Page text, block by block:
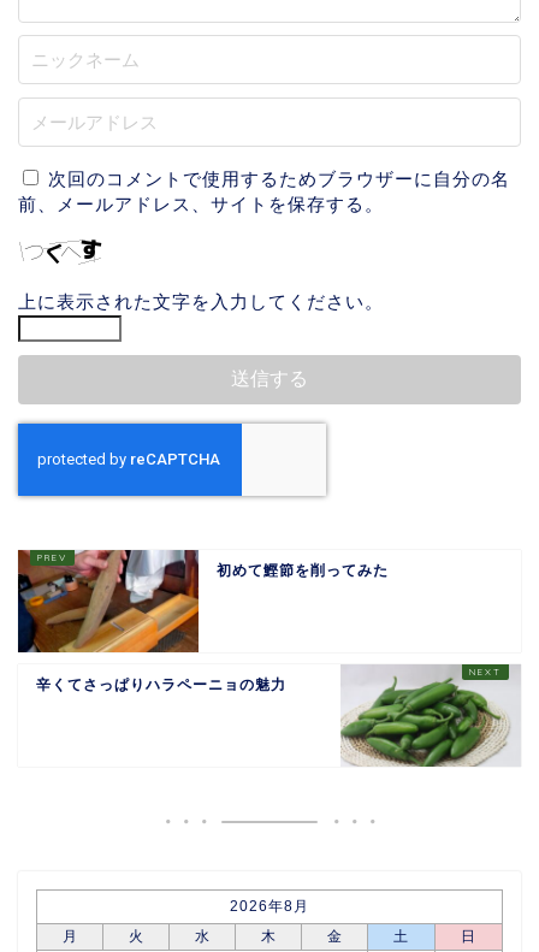
次回のコメントで使用するためブラウザーに自分の名
前、メールアドレス、サイトを保存する。
上に表示された文字を入力してください。
初めて鰹節を削ってみた
辛くてさっぱりハラペーニョの魅力
2026年8月
月
火 水 木 金 土
日